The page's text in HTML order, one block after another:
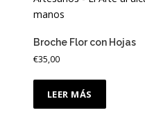
Broche Flor con Hojas
€35,00
LEER MÁS